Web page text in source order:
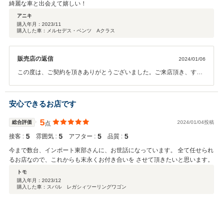
綺麗な車と出会えて嬉しい！
アニキ
購入年月： 2023/11
購入した車：メルセデス・ベンツ Aクラス
販売店の返信 2024/01/06
この度は、ご契約を頂きありがとうございました。ご来店頂き、すぐ
の事でしたので、良かったと思います。今後はメンテナンスのご案内
をさせて頂きますので、よろしくお願い致します。
安心できるお店です
総合評価 5点 2024/01/04投稿
接客 : 5 雰囲気 : 5 アフター : 5 品質 : 5
今まで数台、インポート東部さんに、お世話になっています。 全て任せられ
るお店なので、これからも末永くお付き合いを させて頂きたいと思います。
トモ
購入年月： 2023/12
購入した車：スバル レガシィツーリングワゴン